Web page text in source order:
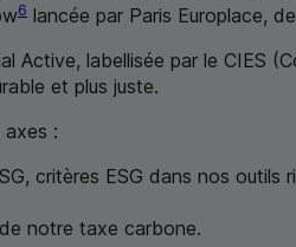
6 lancée par Paris Europlace,
Active, labellisée par le CIES
et plus juste.
:
, critères ESG dans nos outils
notre taxe carbone.